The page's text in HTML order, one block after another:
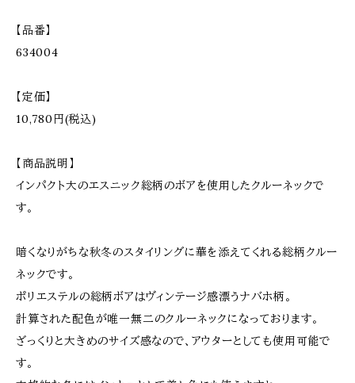
【品番】
634004
【定価】
10,780円(税込)
【商品説明】
インパクト大のエスニック総柄のボアを使用したクルーネックで
す。
暗くなりがちな秋冬のスタイリングに華を添えてくれる総柄クルー
ネックです。
ポリエステルの総柄ボアはヴィンテージ感漂うナバホ柄。
計算された配色が唯一無二のクルーネックになっております。
ざっくりと大きめのサイズ感なので、アウターとしても使用可能で
す。